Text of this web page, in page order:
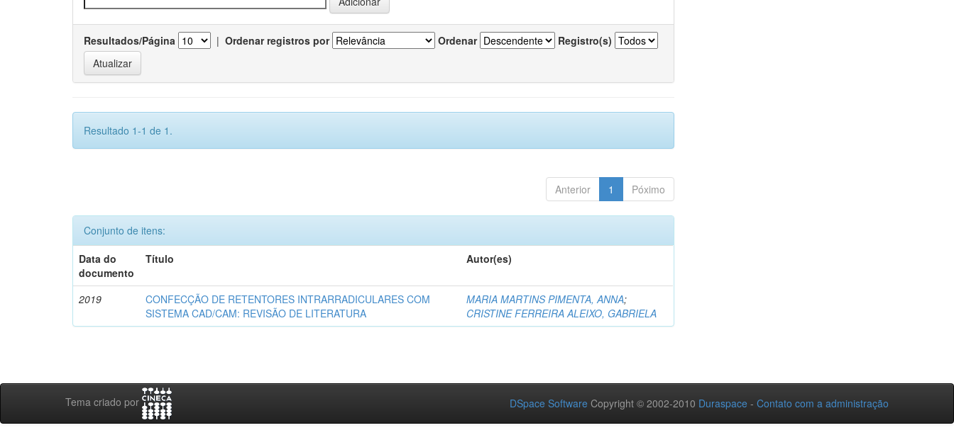
Resultados/Página | Ordenar registros por Ordenar Registro(s)
Resultado 1-1 de 1.
Anterior 1 Póximo
Conjunto de itens:
Data do
documento
Título Autor(es)
2019
CONFECÇÃO DE RETENTORES INTRARRADICULARES COM
SISTEMA CAD/CAM: REVISÃO DE LITERATURA
MARIA MARTINS PIMENTA, ANNA;
CRISTINE FERREIRA ALEIXO, GABRIELA
Tema criado por DSpace Software Copyright © 2002-2010 Duraspace - Contato com a administração